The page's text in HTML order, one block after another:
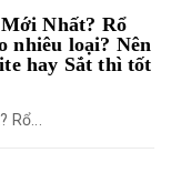
Nhất? Rổ
nhiêu loại? Nên
hay Sắt thì tốt